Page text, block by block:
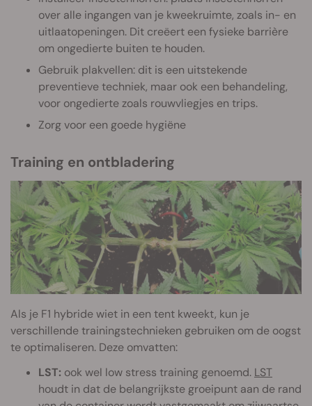
over alle ingangen van je kweekruimte, zoals in- en
uitlaatopeningen. Dit creëert een fysieke barrière
om ongedierte buiten te houden.
Gebruik plakvellen: dit is een uitstekende
preventieve techniek, maar ook een behandeling,
voor ongedierte zoals rouwvliegjes en trips.
Zorg voor een goede hygiëne
Training en ontbladering
Als je F1 hybride wiet in een tent kweekt, kun je
verschillende trainingstechnieken gebruiken om de oogst
te optimaliseren. Deze omvatten:
LST: ook wel low stress training genoemd. LST
houdt in dat de belangrijkste groeipunt aan de rand